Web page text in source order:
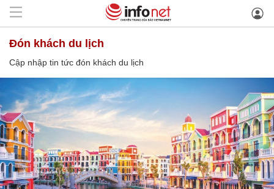
đón khách du lịch
Cập nhập tin tức đón khách du lịch